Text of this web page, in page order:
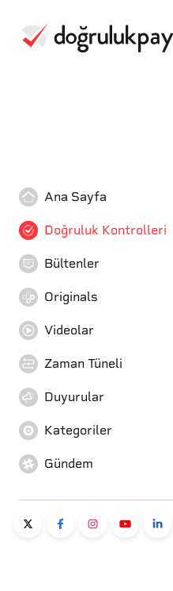
Ana Sayfa
Doğruluk Kontrolleri
Bültenler
Originals
Videolar
Zaman Tüneli
Duyurular
Kategoriler
Gündem